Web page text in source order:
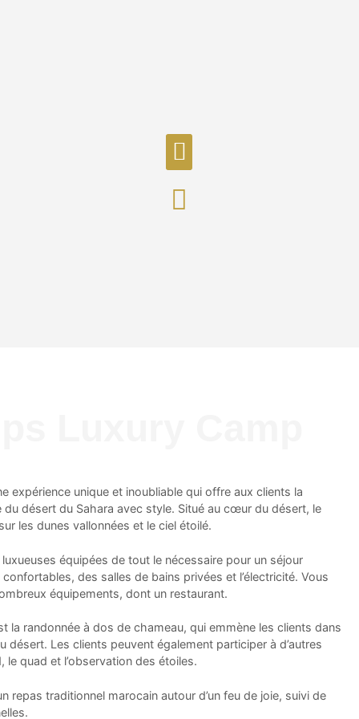
expérience unique et inoubliable qui offre aux clients la
désert du Sahara avec style. Situé au cœur du désert, le
les dunes vallonnées et le ciel étoilé.
équipées de tout le nécessaire pour un séjour
des salles de bains privées et l’électricité. Vous
équipements, dont un restaurant.
la randonnée à dos de chameau, qui emmène les clients dans
désert. Les clients peuvent également participer à d’autres
quad et l’observation des étoiles.
repas traditionnel marocain autour d’un feu de joie, suivi de